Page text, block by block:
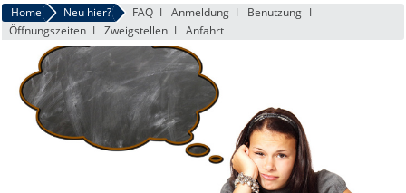
LITERATURSUCHE
SERVICE
INFORMATIONSKOMPETENZ
AKTUELLES
PUBLIZIEREN
NEU HIER?
Home Neu hier? FAQ Anmeldung
Benutzung
Öffnungszeiten
Zweigstellen Anfahrt